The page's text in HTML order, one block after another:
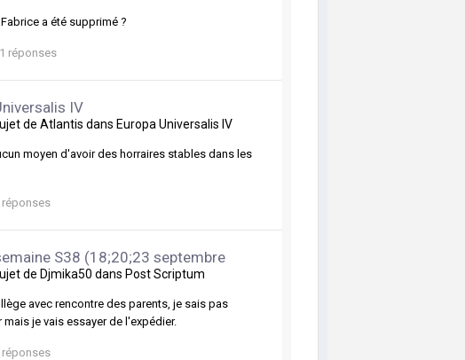
a été supprimé ?
réponses
IV
deAtlantis dans Europa Universalis IV
moyen d'avoir des horraires stables dans les
réponses
S38 (18;20;23 septembre
de Djmika50 dans Post Scriptum
avec rencontre des parents, je sais pas
je vais essayer de l'expédier.
réponses